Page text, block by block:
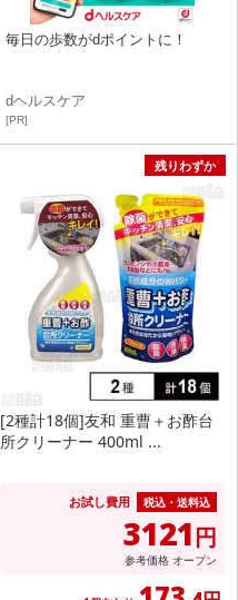
毎日の歩数がdポイントに！
dヘルスケア
[PR]
残りわずか
[2種計18個]友和 重曹＋お酢台
所クリーナー 400ml ...
お試し費用 税込・送料込
3121円
参考価格 オープン